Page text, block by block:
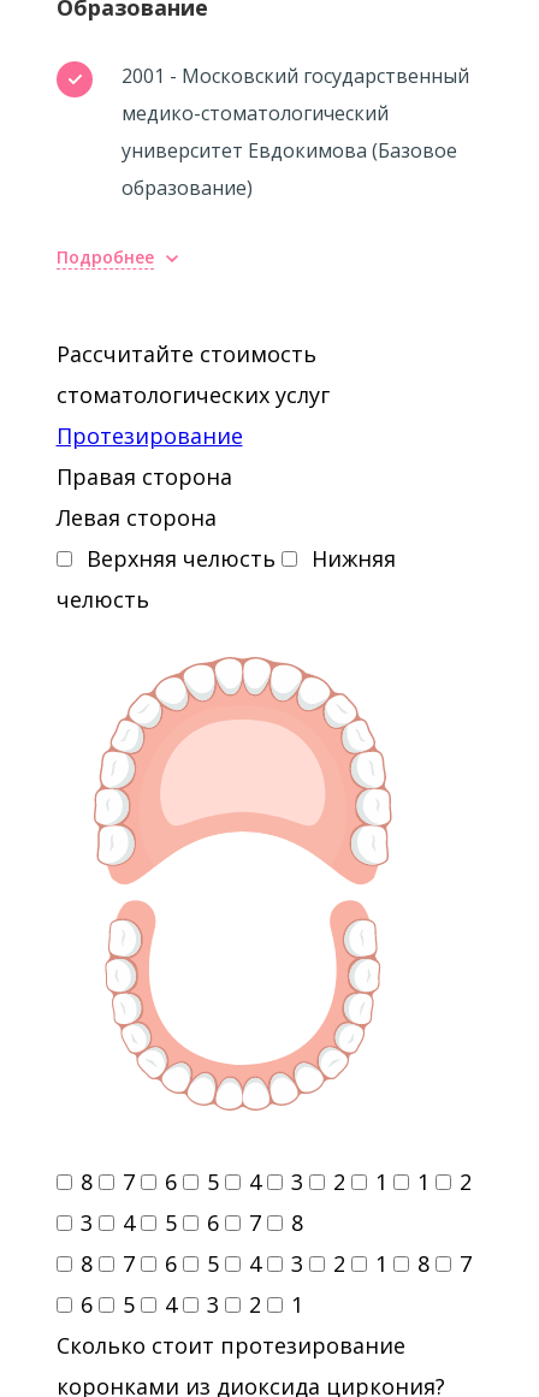
Образование
2001 - Московский государственный
медико-стоматологический
университет Евдокимова (Базовое
образование)
Повышение квалификации
применением композитных
материалов
2005 - Современные аспекты
2010 - Комплексное планирование
лечения
2013 - Трехмерная обтурация
корневых каналов методом
непрерывной волны
Подробнее
Рассчитайте стоимость
стоматологических услуг
Протезирование
Правая сторона
Левая сторона
Верхняя челюсть
Нижняя
челюсть
8 7 6 5 4 3 2 1 1
2
3
4 5 6 7
8
8
7 6 5 4 3 2 1 8
7
6
5 4 3 2
1
Сколько стоит протезирование
коронками из диоксида циркония?